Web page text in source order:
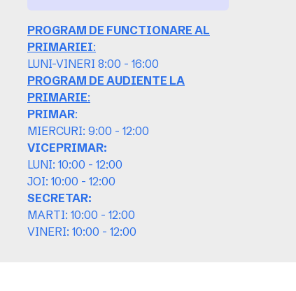
PROGRAM DE FUNCTIONARE AL
PRIMARIEI:
LUNI-VINERI 8:00 - 16:00
PROGRAM DE AUDIENTE LA
PRIMARIE:
PRIMAR:
MIERCURI: 9:00 - 12:00
VICEPRIMAR:
LUNI: 10:00 - 12:00
JOI: 10:00 - 12:00
SECRETAR:
MARTI: 10:00 - 12:00
VINERI: 10:00 - 12:00